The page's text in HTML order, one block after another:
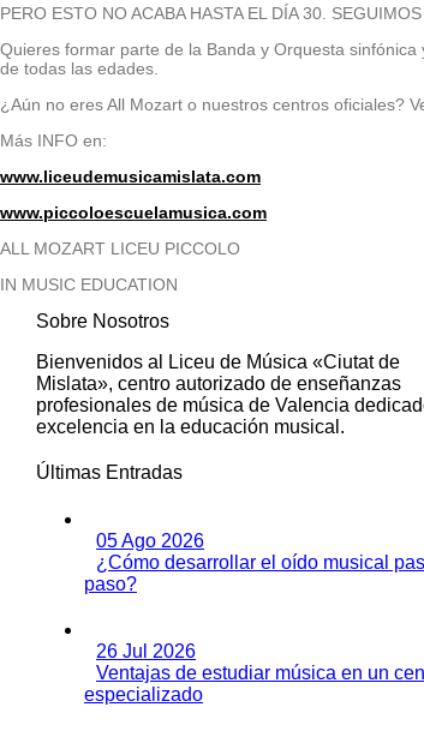
PERO ESTO NO ACABA HASTA EL DÍA 30.
Quieres formar parte de la Banda y Orquesta
de todas las edades.
¿Aún no eres All Mozart o nuestros centros oficiales?
Más INFO en:
www.liceudemusicamislata.com
www.piccoloescuelamusica.com
ALL MOZART LICEU PICCOLO
IN MUSIC EDUCATION
Sobre Nosotros
Bienvenidos al Liceu de Música «Ciutat de
Mislata», centro autorizado de enseñanzas
profesionales de música de Valencia
excelencia en la educación musical.
Últimas Entradas
05 Ago 2026
¿Cómo desarrollar el oído musical
paso?
26 Jul 2026
Ventajas de estudiar música en un
especializado